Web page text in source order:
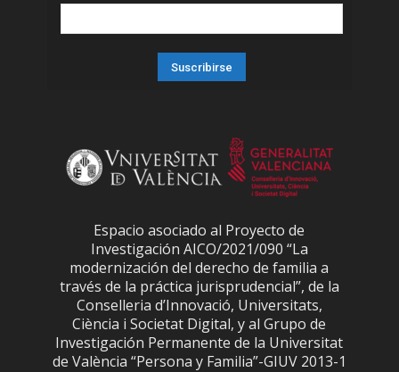
Espacio asociado al Proyecto de
Investigación AICO/2021/090 “La
modernización del derecho de familia a
través de la práctica jurisprudencial”, de la
Conselleria d’Innovació, Universitats,
Ciència i Societat Digital, y al Grupo de
Investigación Permanente de la Universitat
de València “Persona y Familia”-GIUV 2013-1